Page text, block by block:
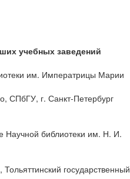
учебных заведений
им. Императрицы Марии
СПбГУ, г. Санкт-Петербург
Научной библиотеки им. Н. И.
государственный